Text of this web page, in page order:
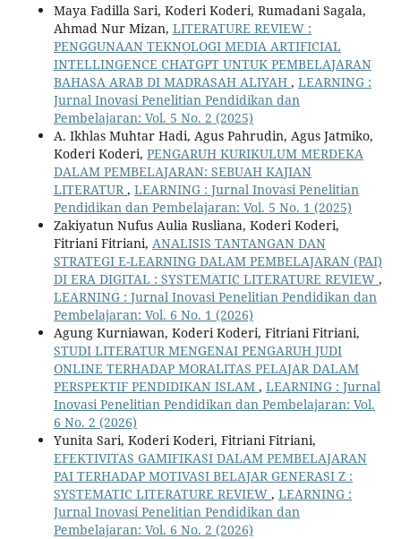
Maya Fadilla Sari, Koderi Koderi, Rumadani Sagala,
Ahmad Nur Mizan, LITERATURE REVIEW :
PENGGUNAAN TEKNOLOGI MEDIA ARTIFICIAL
INTELLINGENCE CHATGPT UNTUK PEMBELAJARAN
BAHASA ARAB DI MADRASAH ALIYAH , LEARNING :
Jurnal Inovasi Penelitian Pendidikan dan
Pembelajaran: Vol. 5 No. 2 (2025)
A. Ikhlas Muhtar Hadi, Agus Pahrudin, Agus Jatmiko,
Koderi Koderi, PENGARUH KURIKULUM MERDEKA
DALAM PEMBELAJARAN: SEBUAH KAJIAN
LITERATUR , LEARNING : Jurnal Inovasi Penelitian
Pendidikan dan Pembelajaran: Vol. 5 No. 1 (2025)
Zakiyatun Nufus Aulia Rusliana, Koderi Koderi,
Fitriani Fitriani, ANALISIS TANTANGAN DAN
STRATEGI E-LEARNING DALAM PEMBELAJARAN (PAI)
DI ERA DIGITAL : SYSTEMATIC LITERATURE REVIEW ,
LEARNING : Jurnal Inovasi Penelitian Pendidikan dan
Pembelajaran: Vol. 6 No. 1 (2026)
Agung Kurniawan, Koderi Koderi, Fitriani Fitriani,
STUDI LITERATUR MENGENAI PENGARUH JUDI
ONLINE TERHADAP MORALITAS PELAJAR DALAM
PERSPEKTIF PENDIDIKAN ISLAM , LEARNING : Jurnal
Inovasi Penelitian Pendidikan dan Pembelajaran: Vol.
6 No. 2 (2026)
Yunita Sari, Koderi Koderi, Fitriani Fitriani,
EFEKTIVITAS GAMIFIKASI DALAM PEMBELAJARAN
PAI TERHADAP MOTIVASI BELAJAR GENERASI Z :
SYSTEMATIC LITERATURE REVIEW , LEARNING :
Jurnal Inovasi Penelitian Pendidikan dan
Pembelajaran: Vol. 6 No. 2 (2026)